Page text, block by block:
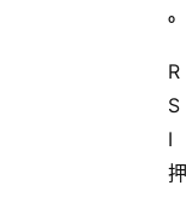
。
R
S
I
押